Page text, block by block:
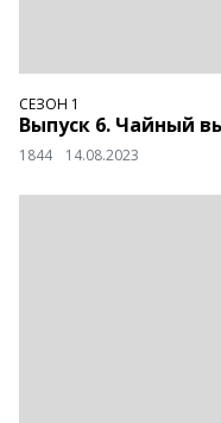
СЕЗОН 1
Выпуск 6. Чайный
1844 14.08.2023